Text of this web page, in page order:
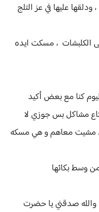
عليها في عز التلج
الكلبشات ، مسكت ايده
كنا مع بعض أكيد
مشاكل بس جوزي لا
مشيت معاهم و هي مسكه
وسط بكائها
صدقني يا حضرت